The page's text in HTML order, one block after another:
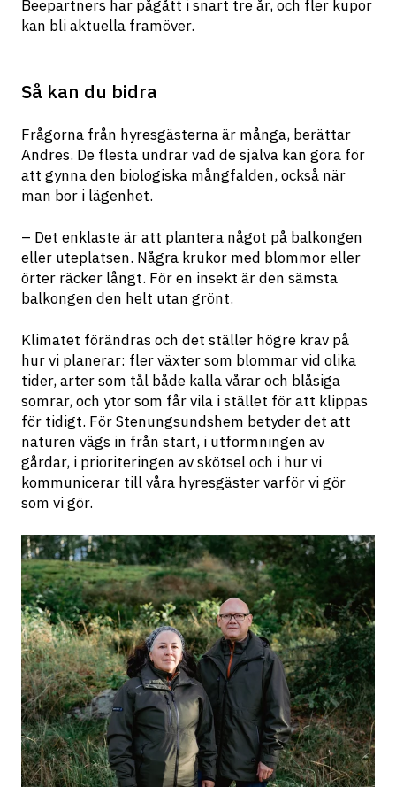
Beepartners har pågått i snart tre år, och fler kupor
kan bli aktuella framöver.
Så kan du bidra
Frågorna från hyresgästerna är många, berättar
Andres. De flesta undrar vad de själva kan göra för
att gynna den biologiska mångfalden, också när
man bor i lägenhet.
– Det enklaste är att plantera något på balkongen
eller uteplatsen. Några krukor med blommor eller
örter räcker långt. För en insekt är den sämsta
balkongen den helt utan grönt.
Klimatet förändras och det ställer högre krav på
hur vi planerar: fler växter som blommar vid olika
tider, arter som tål både kalla vårar och blåsiga
somrar, och ytor som får vila i stället för att klippas
för tidigt. För Stenungsundshem betyder det att
naturen vägs in från start, i utformningen av
gårdar, i prioriteringen av skötsel och i hur vi
kommunicerar till våra hyresgäster varför vi gör
som vi gör.